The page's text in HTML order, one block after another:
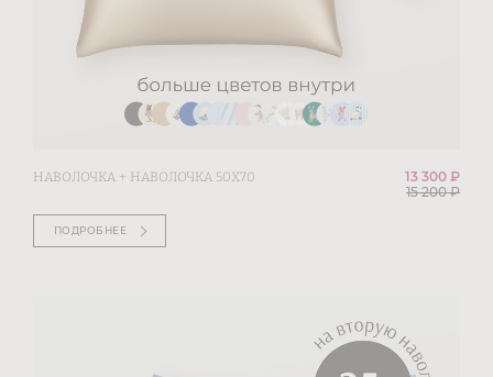
НАВОЛОЧКА + НАВОЛОЧКА 50Х70
13 300 ₽
15 200₽
ПОДРОБНЕЕ